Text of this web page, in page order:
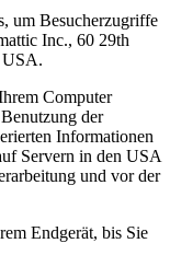
um Besucherzugriffe
Inc., 60 29th
USA.
Computer
der
Informationen
Servern in den USA
und vor der
Endgerät, bis Sie